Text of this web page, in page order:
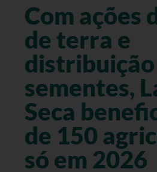
Com ações
de terra e
sementes,
Seca
de 150
só em 2026